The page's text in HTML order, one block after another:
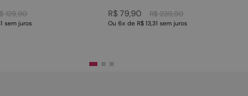
129,90
sem juros
R$ 239,90
R$ 79,90
Ou 6x de R$ 13,31 sem juros